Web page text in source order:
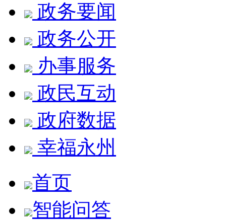
政务要闻
政务公开
办事服务
政民互动
政府数据
幸福永州
首页
智能问答